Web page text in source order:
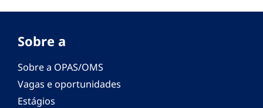
Sobre a
Sobre a OPAS/OMS
Vagas e oportunidades
Estágios